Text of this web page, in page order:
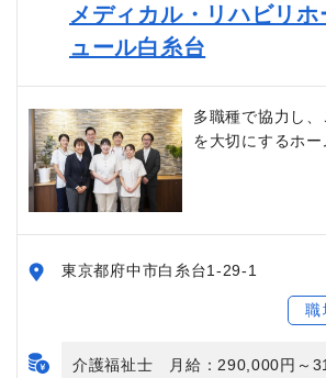
メディカル・リハビリ
ュール白糸台
多職種で協力し
を大切にするホー
東京都府中市白糸台1-29-1
職
介護福祉士 月給：290,000円～